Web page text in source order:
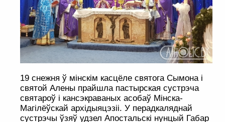
19 снежня ў мінскім касцёле святога Сымона і
святой Алены прайшла пастырская сустрэча
святароў і кансэкраваных асобаў Мінска-
Магілёўскай архідыяцэзіі. У перадкаляднай
сустрэчы ўзяў удзел Апостальскі нунцый Габар